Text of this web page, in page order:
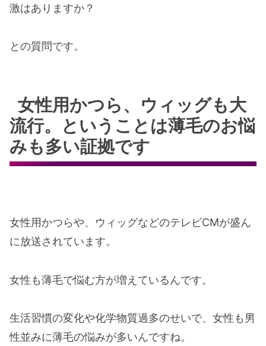
激はありますか？
との質問です。
女性用かつら、ウィッグも大
流行。ということは薄毛のお悩
みも多い証拠です
女性用かつらや、ウィッグなどのテレビCMが盛ん
に放送されています。
女性も薄毛で悩む方が増えているんです。
生活習慣の変化や化学物質過多のせいで、女性も男
性並みに薄毛の悩みが多いんですね。